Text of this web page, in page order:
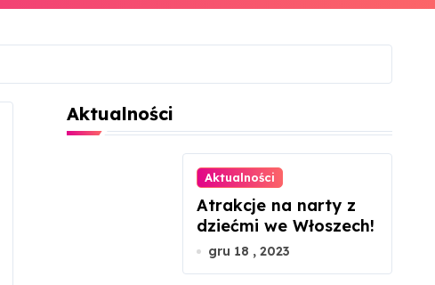
Aktualności
Aktualności
Atrakcje na narty z
dziećmi we Włoszech!
gru 18 , 2023